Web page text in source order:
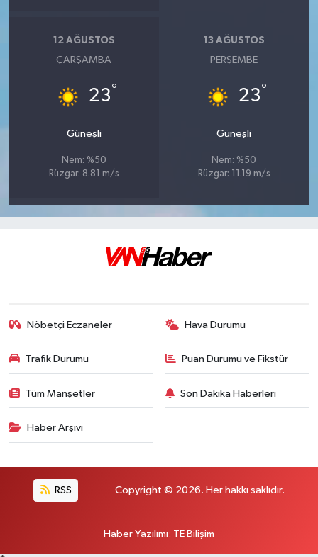
12 AĞUSTOS
ÇARŞAMBA
23°
Güneşli
Nem: %50
Rüzgar: 8.81 m/s
13 AĞUSTOS
PERŞEMBE
23°
Güneşli
Nem: %50
Rüzgar: 11.19 m/s
Nöbetçi Eczaneler Hava Durumu
Trafik Durumu Puan Durumu ve Fikstür
Tüm Manşetler Son Dakika Haberleri
Haber Arşivi
RSS Copyright © 2026. Her hakkı saklıdır.
Haber Yazılımı: TE Bilişim